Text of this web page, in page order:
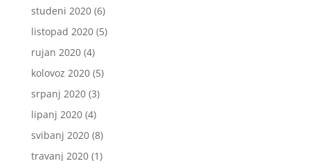
studeni 2020(6)
listopad 2020(5)
rujan 2020(4)
kolovoz 2020(5)
srpanj 2020(3)
lipanj 2020(4)
svibanj 2020(8)
travanj 2020(1)